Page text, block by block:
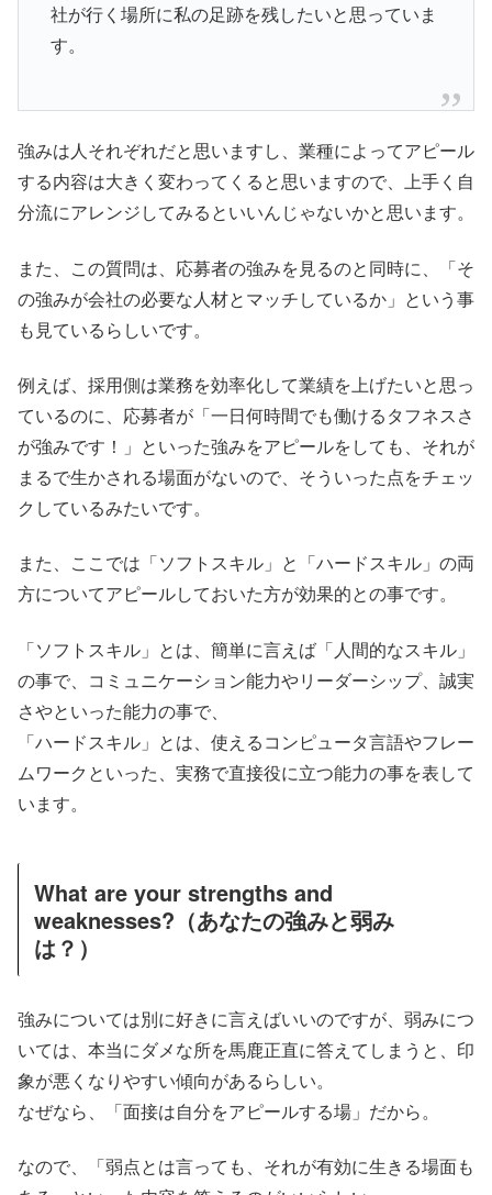
社が行く場所に私の足跡を残したいと思っていま
す。
強みは人それぞれだと思いますし、業種によってアピール
する内容は大きく変わってくると思いますので、上手く自
分流にアレンジしてみるといいんじゃないかと思います。
また、この質問は、応募者の強みを見るのと同時に、「そ
の強みが会社の必要な人材とマッチしているか」という事
も見ているらしいです。
例えば、採用側は業務を効率化して業績を上げたいと思っ
ているのに、応募者が「一日何時間でも働けるタフネスさ
が強みです！」といった強みをアピールをしても、それが
まるで生かされる場面がないので、そういった点をチェッ
クしているみたいです。
また、ここでは「ソフトスキル」と「ハードスキル」の両
方についてアピールしておいた方が効果的との事です。
「ソフトスキル」とは、簡単に言えば「人間的なスキル」
の事で、コミュニケーション能力やリーダーシップ、誠実
さやといった能力の事で、
「ハードスキル」とは、使えるコンピュータ言語やフレー
ムワークといった、実務で直接役に立つ能力の事を表して
います。
What are your strengths and
weaknesses?（あなたの強みと弱み
は？）
強みについては別に好きに言えばいいのですが、弱みにつ
いては、本当にダメな所を馬鹿正直に答えてしまうと、印
象が悪くなりやすい傾向があるらしい。
なぜなら、「面接は自分をアピールする場」だから。
なので、「弱点とは言っても、それが有効に生きる場面も